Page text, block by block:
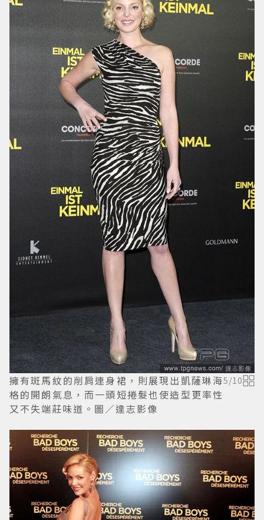
擁有斑馬紋的削肩連身裙，則展現出凱薩琳海
格的開朗氣息，而一頭短捲髮也使造型更率性
又不失端莊味道。圖／達志影像
5/10